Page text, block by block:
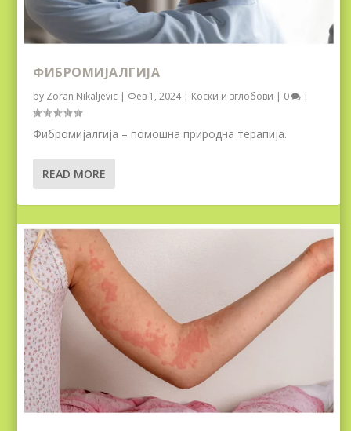
ФИБРОМИЈАЛГИЈА
by Zoran Nikaljevic | Фев 1, 2024| Коски и зглобови | 0 |
Фибромијалгија – помошна природна терапија.
READ MORE